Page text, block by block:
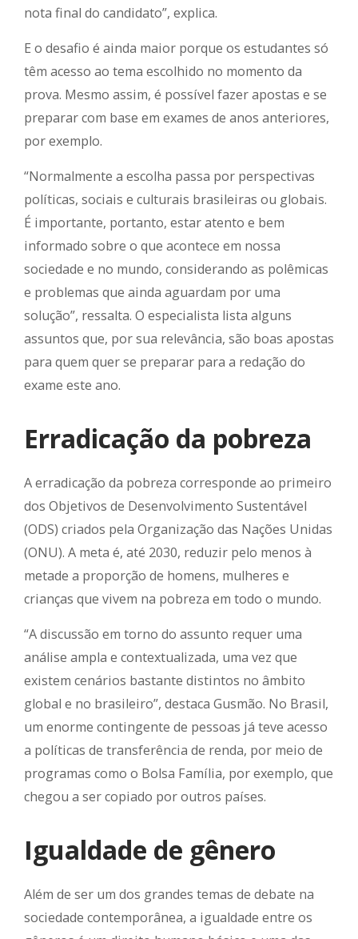
nota final do candidato”, explica.
E o desafio é ainda maior porque os estudantes só
têm acesso ao tema escolhido no momento da
prova. Mesmo assim, é possível fazer apostas e se
preparar com base em exames de anos anteriores,
por exemplo.
“Normalmente a escolha passa por perspectivas
políticas, sociais e culturais brasileiras ou globais.
É importante, portanto, estar atento e bem
informado sobre o que acontece em nossa
sociedade e no mundo, considerando as polêmicas
e problemas que ainda aguardam por uma
solução”, ressalta. O especialista lista alguns
assuntos que, por sua relevância, são boas apostas
para quem quer se preparar para a redação do
exame este ano.
Erradicação da pobreza
A erradicação da pobreza corresponde ao primeiro
dos Objetivos de Desenvolvimento Sustentável
(ODS) criados pela Organização das Nações Unidas
(ONU). A meta é, até 2030, reduzir pelo menos à
metade a proporção de homens, mulheres e
crianças que vivem na pobreza em todo o mundo.
“A discussão em torno do assunto requer uma
análise ampla e contextualizada, uma vez que
existem cenários bastante distintos no âmbito
global e no brasileiro”, destaca Gusmão. No Brasil,
um enorme contingente de pessoas já teve acesso
a políticas de transferência de renda, por meio de
programas como o Bolsa Família, por exemplo, que
chegou a ser copiado por outros países.
Igualdade de gênero
Além de ser um dos grandes temas de debate na
sociedade contemporânea, a igualdade entre os